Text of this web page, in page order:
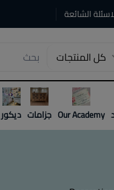
الشائعة
كل المنتجات
Our Academy جزامات ديكور